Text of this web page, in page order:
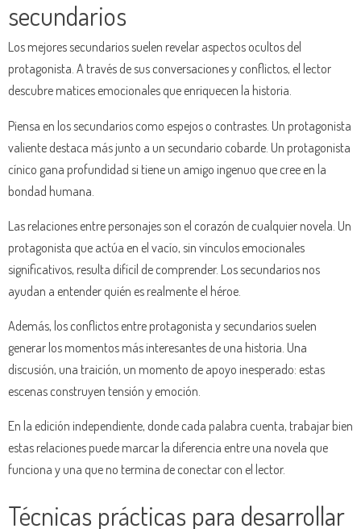
secundarios
Los mejores secundarios suelen revelar aspectos ocultos del
protagonista. A través de sus conversaciones y conflictos, el lector
descubre matices emocionales que enriquecen la historia.
Piensa en los secundarios como espejos o contrastes. Un protagonista
valiente destaca más junto a un secundario cobarde. Un protagonista
cínico gana profundidad si tiene un amigo ingenuo que cree en la
bondad humana.
Las relaciones entre personajes son el corazón de cualquier novela. Un
protagonista que actúa en el vacío, sin vínculos emocionales
significativos, resulta difícil de comprender. Los secundarios nos
ayudan a entender quién es realmente el héroe.
Además, los conflictos entre protagonista y secundarios suelen
generar los momentos más interesantes de una historia. Una
discusión, una traición, un momento de apoyo inesperado: estas
escenas construyen tensión y emoción.
En la edición independiente, donde cada palabra cuenta, trabajar bien
estas relaciones puede marcar la diferencia entre una novela que
funciona y una que no termina de conectar con el lector.
Técnicas prácticas para desarrollar